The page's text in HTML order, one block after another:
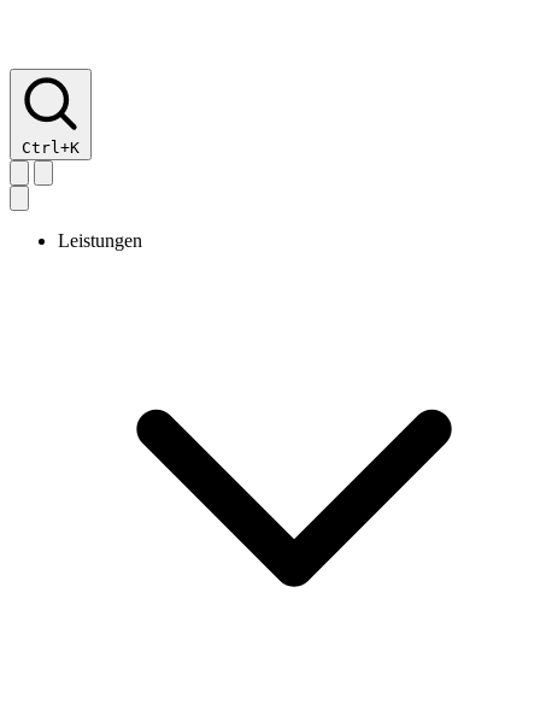
Ctrl+K
Leistungen